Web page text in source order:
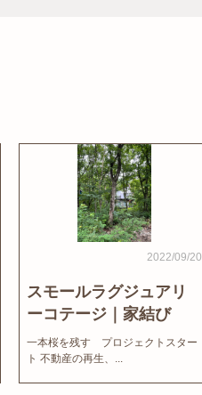
2022/09/20
スモールラグジュアリ
ーコテージ｜家結び
News
一本桜を残す プロジェクトスター
ト 不動産の再生、...